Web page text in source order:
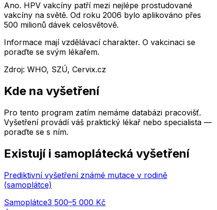
Ano. HPV vakcíny patří mezi nejlépe prostudované
vakcíny na světě. Od roku 2006 bylo aplikováno přes
500 milionů dávek celosvětově.
Informace mají vzdělávací charakter. O vakcinaci se
poraďte se svým lékařem.
Zdroj: WHO, SZÚ, Cervix.cz
Kde na vyšetření
Pro tento program zatím nemáme databázi pracovišť.
Vyšetření provádí váš praktický lékař nebo specialista —
poraďte se s ním.
Existují i samoplátecká vyšetření
Prediktivní vyšetření známé mutace v rodině
(samoplátce)
Samoplátce3 500–5 000 Kč